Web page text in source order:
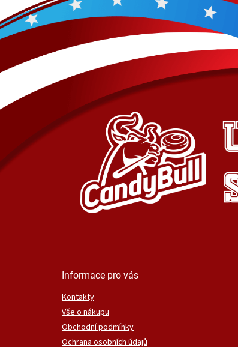
t
í
Informace pro vás
Kontakty
Vše o nákupu
Obchodní podmínky
Ochrana osobních údajů